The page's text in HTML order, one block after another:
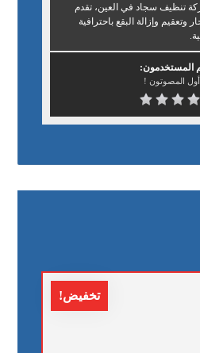
تنظيف سجاد في العين، تقدم
وإزالة البقع باحترافية
المستخدمون:
المصوتون !
تخفيض!